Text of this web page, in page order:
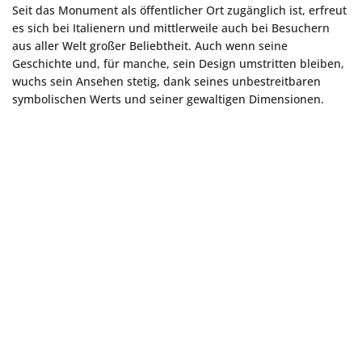
Seit das Monument als öffentlicher Ort zugänglich ist, erfreut
es sich bei Italienern und mittlerweile auch bei Besuchern
aus aller Welt großer Beliebtheit. Auch wenn seine
Geschichte und, für manche, sein Design umstritten bleiben,
wuchs sein Ansehen stetig, dank seines unbestreitbaren
symbolischen Werts und seiner gewaltigen Dimensionen.